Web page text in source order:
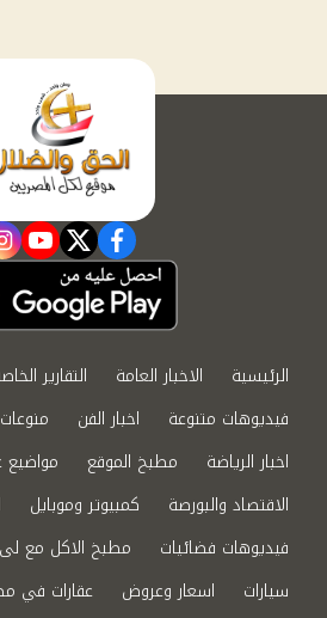
facebook
twitter
الرئيسية الاخبار العامة التقارير
فيديوهات متنوعة
اخبار الفن
اخبار الرياضة
مطبخ الموقع
مواضيع
الاقتصاد والبورصة
كمبيوتر وموبايل
فيديوهات فضائيات
مطبخ الاكل مع
سيارات
اسعار وعروض عقارات في